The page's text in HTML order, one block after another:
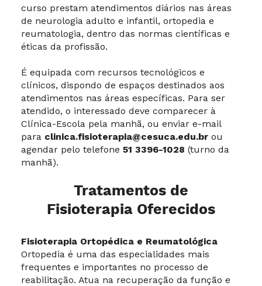
curso prestam atendimentos diários nas áreas
de neurologia adulto e infantil, ortopedia e
reumatologia, dentro das normas científicas e
éticas da profissão.
É equipada com recursos tecnológicos e
clínicos, dispondo de espaços destinados aos
atendimentos nas áreas específicas. Para ser
atendido, o interessado deve comparecer à
Clínica-Escola pela manhã, ou enviar e-mail
para clinica.fisioterapia@cesuca.edu.br ou
agendar pelo telefone 51 3396-1028 (turno da
manhã).
Tratamentos de
Fisioterapia Oferecidos
Fisioterapia Ortopédica e Reumatológica
Ortopedia é uma das especialidades mais
frequentes e importantes no processo de
reabilitação. Atua na recuperação da função e